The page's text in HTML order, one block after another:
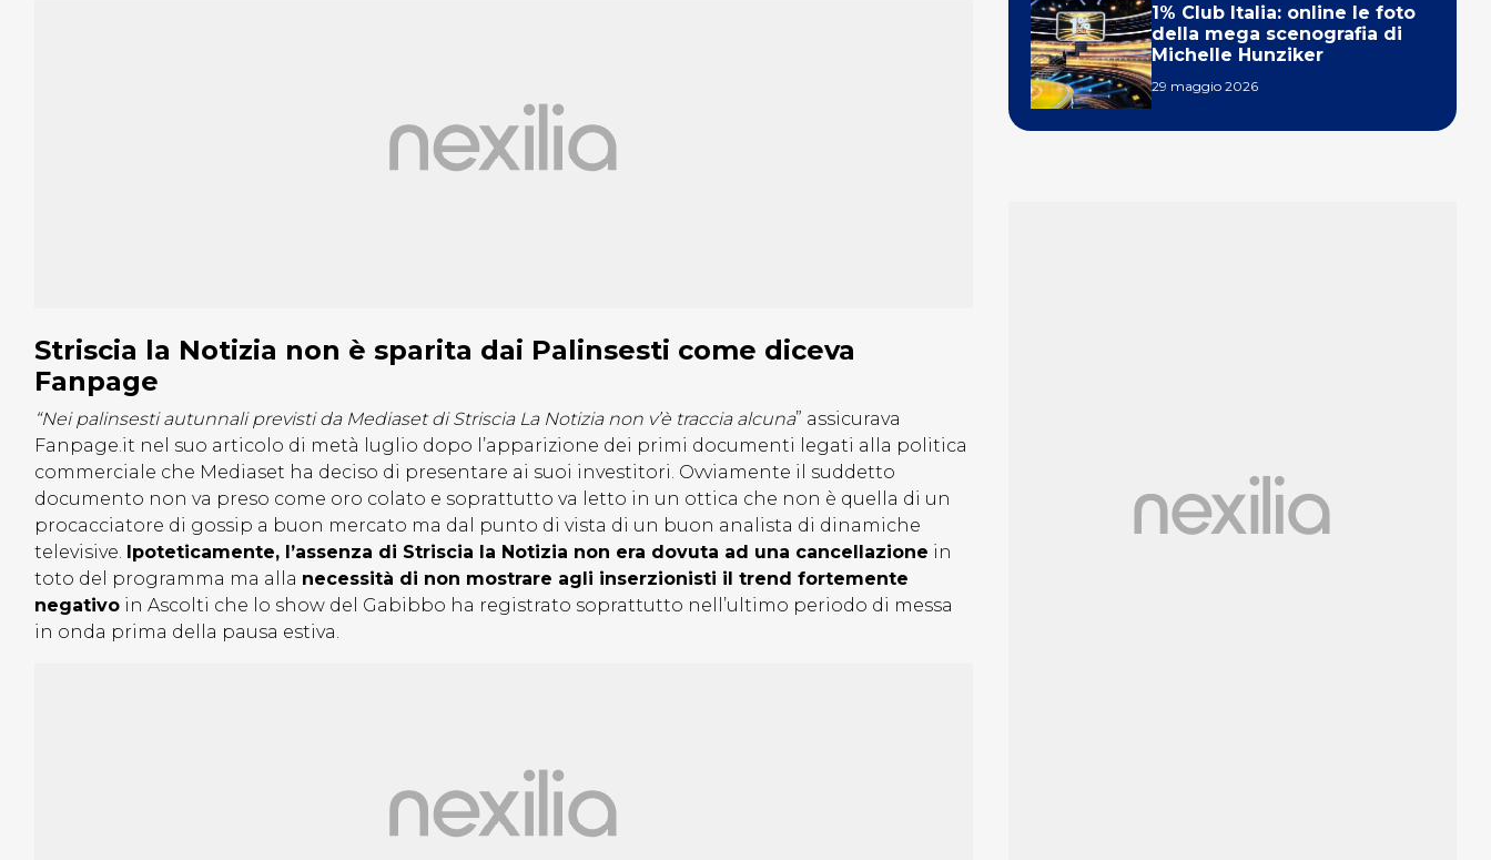
Striscia la Notizia non è sparita dai Palinsesti come diceva
Fanpage
“Nei palinsesti autunnali previsti da Mediaset di Striscia La Notizia non v’è traccia alcuna” assicurava
Fanpage.it nel suo articolo di metà luglio dopo l’apparizione dei primi documenti legati alla politica
commerciale che Mediaset ha deciso di presentare ai suoi investitori. Ovviamente il suddetto
documento non va preso come oro colato e soprattutto va letto in un ottica che non è quella di un
procacciatore di gossip a buon mercato ma dal punto di vista di un buon analista di dinamiche
televisive. Ipoteticamente, l’assenza di Striscia la Notizia non era dovuta ad una cancellazione in
toto del programma ma alla necessità di non mostrare agli inserzionisti il trend fortemente
negativo in Ascolti che lo show del Gabibbo ha registrato soprattutto nell’ultimo periodo di messa
in onda prima della pausa estiva.
1% Club Italia: online le foto
della mega scenografia di
Michelle Hunziker
29 maggio 2026